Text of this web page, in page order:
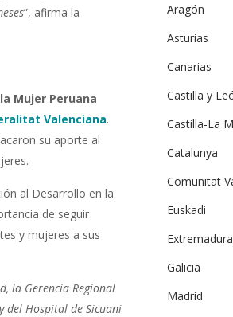
”, afirma la
Mujer Peruana
Valenciana.
su aporte al
al Desarrollo en la
de seguir
y mujeres a sus
la Gerencia Regional
del Hospital de Sicuani
Aragón
Asturias
Canarias
Castilla y
Castilla-La
Catalunya
Comunitat
Euskadi
Extremadura
Galicia
Madrid